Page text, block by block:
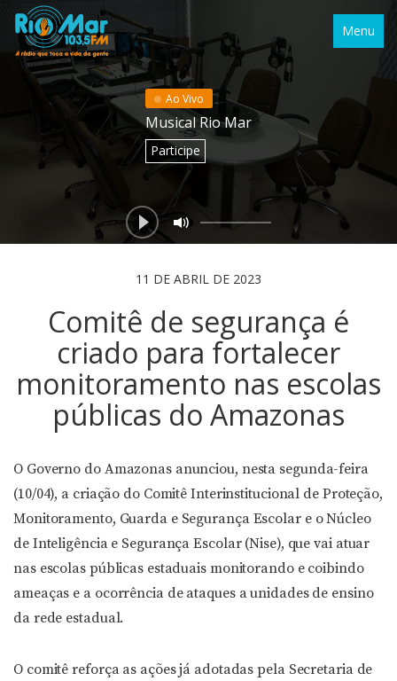
Menu
Ao Vivo
Musical Rio Mar
Participe
11 DE ABRIL DE 2023
Comitê de segurança é
criado para fortalecer
monitoramento nas escolas
públicas do Amazonas
O Governo do Amazonas anunciou, nesta segunda-feira
(10/04), a criação do Comitê Interinstitucional de Proteção,
Monitoramento, Guarda e Segurança Escolar e o Núcleo
de Inteligência e Segurança Escolar (Nise), que vai atuar
nas escolas públicas estaduais monitorando e coibindo
ameaças e a ocorrência de ataques a unidades de ensino
da rede estadual.
O comitê reforça as ações já adotadas pela Secretaria de